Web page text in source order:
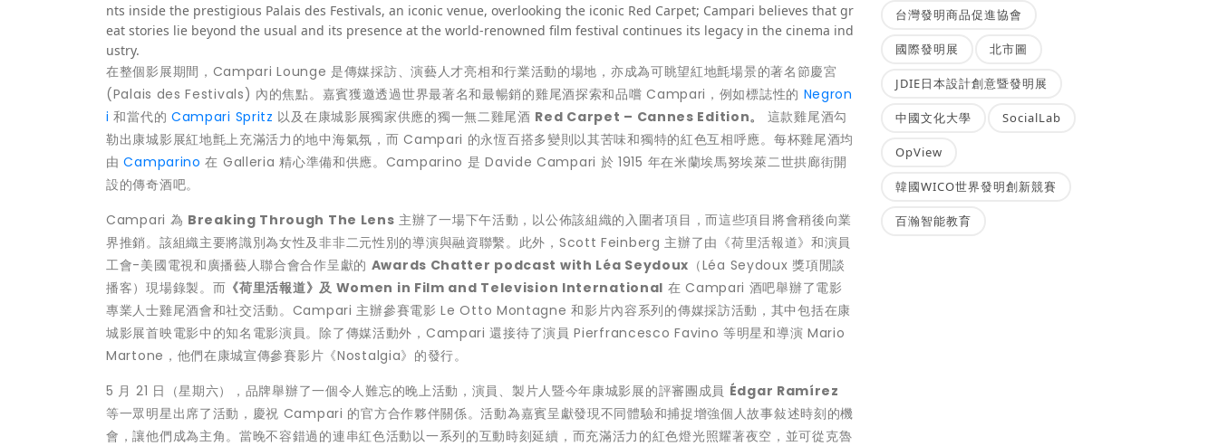
nts inside the prestigious Palais des Festivals, an iconic venue, overlooking the iconic Red Carpet; Campari believes that gr
eat stories lie beyond the usual and its presence at the world-renowned film festival continues its legacy in the cinema ind
ustry.
在整個影展期間，Campari Lounge 是傳媒採訪、演藝人才亮相和行業活動的場地，亦成為可眺望紅地氈場景的著名節慶宮
(Palais des Festivals) 內的焦點。嘉賓獲邀透過世界最著名和最暢銷的雞尾酒探索和品嚐 Campari，例如標誌性的 Negron
i 和當代的 Campari Spritz 以及在康城影展獨家供應的獨一無二雞尾酒 Red Carpet – Cannes Edition。
這款雞尾酒勾
勒出康城影展紅地氈上充滿活力的地中海氣氛，而 Campari 的永恆百搭多變則以其苦味和獨特的紅色互相呼應。每杯雞尾酒均
由Camparino 在 Galleria 精心準備和供應。Camparino 是 Davide Campari 於 1915 年在米蘭埃馬努埃萊二世拱廊街開
設的傳奇酒吧。
Campari 為 Breaking Through The Lens 主辦了一場下午活動，以公佈該組織的入圍者項目，而這些項目將會稍後向業
界推銷。該組織主要將識別為女性及非非二元性別的導演與融資聯繫。此外，Scott Feinberg 主辦了由《荷里活報道》和演員
工會-美國電視和廣播藝人聯合會合作呈獻的 Awards Chatter podcast with Léa Seydoux （Léa Seydoux 獎項閒談
播客）現場錄製。而 《荷里活報道》及 Women in Film and Television International 在 Campari 酒吧舉辦了電影
專業人士雞尾酒會和社交活動。Campari 主辦參賽電影Le Otto Montagne 和影片內容系列的傳媒採訪活動，其中包括在康
城影展首映電影中的知名電影演員。除了傳媒活動外，Campari 還接待了演員Pierfrancesco Favino 等明星和導演 Mario
Martone，他們在康城宣傳參賽影片《Nostalgia》的發行。
5 月 21 日（星期六），品牌舉辦了一個令人難忘的晚上活動，演員、製片人暨今年康城影展的評審團成員 Édgar Ramírez
等一眾明星出席了活動，慶祝 Campari 的官方合作夥伴關係。活動為嘉賓呈獻發現不同體驗和捕捉增強個人故事敍述時刻的機
會，讓他們成為主角。當晚不容錯過的連串紅色活動以一系列的互動時刻延續，而充滿活力的紅色燈光照耀著夜空，並可從克魯
台灣發明商品促進協會
國際發明展 北市圖
JDIE日本設計創意暨發明展
中國文化大學 SocialLab
OpView
韓國WICO世界發明創新競賽
百瀚智能教育